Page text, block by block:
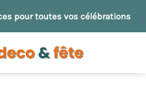
pour toutes vos célébrations